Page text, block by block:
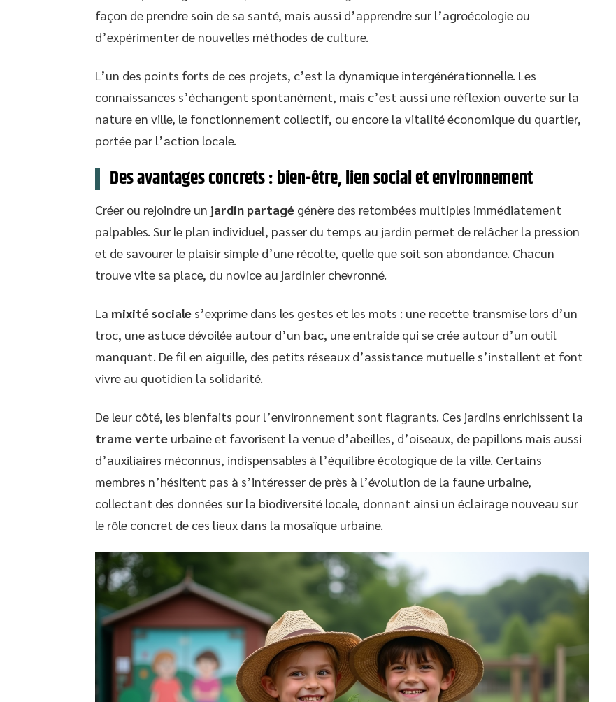
façon de prendre soin de sa santé, mais aussi d’apprendre sur l’agroécologie ou
d’expérimenter de nouvelles méthodes de culture.
L’un des points forts de ces projets, c’est la dynamique intergénérationnelle. Les
connaissances s’échangent spontanément, mais c’est aussi une réflexion ouverte sur la
nature en ville, le fonctionnement collectif, ou encore la vitalité économique du quartier,
portée par l’action locale.
Des avantages concrets : bien-être, lien social et environnement
Créer ou rejoindre un jardin partagé génère des retombées multiples immédiatement
palpables. Sur le plan individuel, passer du temps au jardin permet de relâcher la pression
et de savourer le plaisir simple d’une récolte, quelle que soit son abondance. Chacun
trouve vite sa place, du novice au jardinier chevronné.
La mixité sociale s’exprime dans les gestes et les mots : une recette transmise lors d’un
troc, une astuce dévoilée autour d’un bac, une entraide qui se crée autour d’un outil
manquant. De fil en aiguille, des petits réseaux d’assistance mutuelle s’installent et font
vivre au quotidien la solidarité.
De leur côté, les bienfaits pour l’environnement sont flagrants. Ces jardins enrichissent la
trame verte urbaine et favorisent la venue d’abeilles, d’oiseaux, de papillons mais aussi
d’auxiliaires méconnus, indispensables à l’équilibre écologique de la ville. Certains
membres n’hésitent pas à s’intéresser de près à l’évolution de la faune urbaine,
collectant des données sur la biodiversité locale, donnant ainsi un éclairage nouveau sur
le rôle concret de ces lieux dans la mosaïque urbaine.